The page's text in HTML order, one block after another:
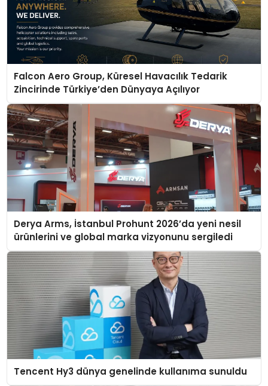
Falcon Aero Group, Küresel Havacılık Tedarik
Zincirinde Türkiye’den Dünyaya Açılıyor
Derya Arms, İstanbul Prohunt 2026’da yeni nesil
ürünlerini ve global marka vizyonunu sergiledi
Tencent Hy3 dünya genelinde kullanıma sunuldu